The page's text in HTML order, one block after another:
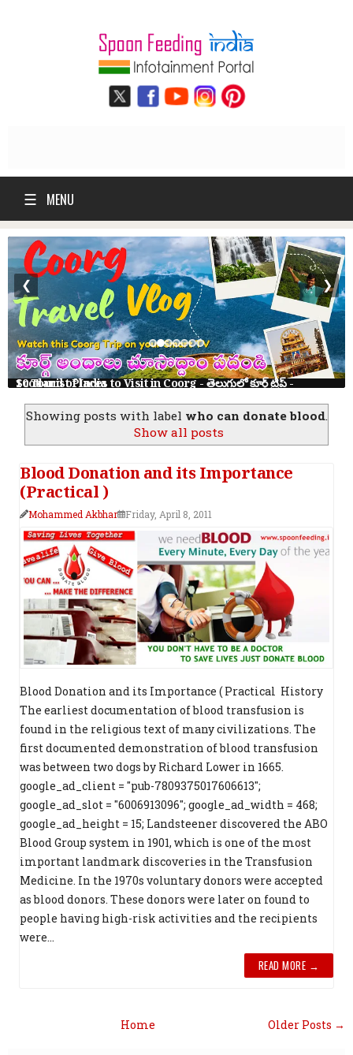
☰ MENU
10 Tourist Places to Visit in Coorg - తెలుగులో కూర్గ్ ట్రిప్ - Scotland of India
❮ ❯
Showing posts with label who can donate blood.
Show all posts
Blood Donation and its Importance
(Practical )
Mohammed Akbhar Friday, April 8, 2011
Blood Donation and its Importance ( Practical History
The earliest documentation of blood transfusion is
found in the religious text of many civilizations. The
first documented demonstration of blood transfusion
was between two dogs by Richard Lower in 1665.
google_ad_client = "pub-7809375017606613";
google_ad_slot = "6006913096"; google_ad_width = 468;
google_ad_height = 15; Landsteener discovered the ABO
Blood Group system in 1901, which is one of the most
important landmark discoveries in the Transfusion
Medicine. In the 1970s voluntary donors were accepted
as blood donors. These donors were later on found to
people having high-risk activities and the recipients
were...
READ MORE →
Older Posts →
Home